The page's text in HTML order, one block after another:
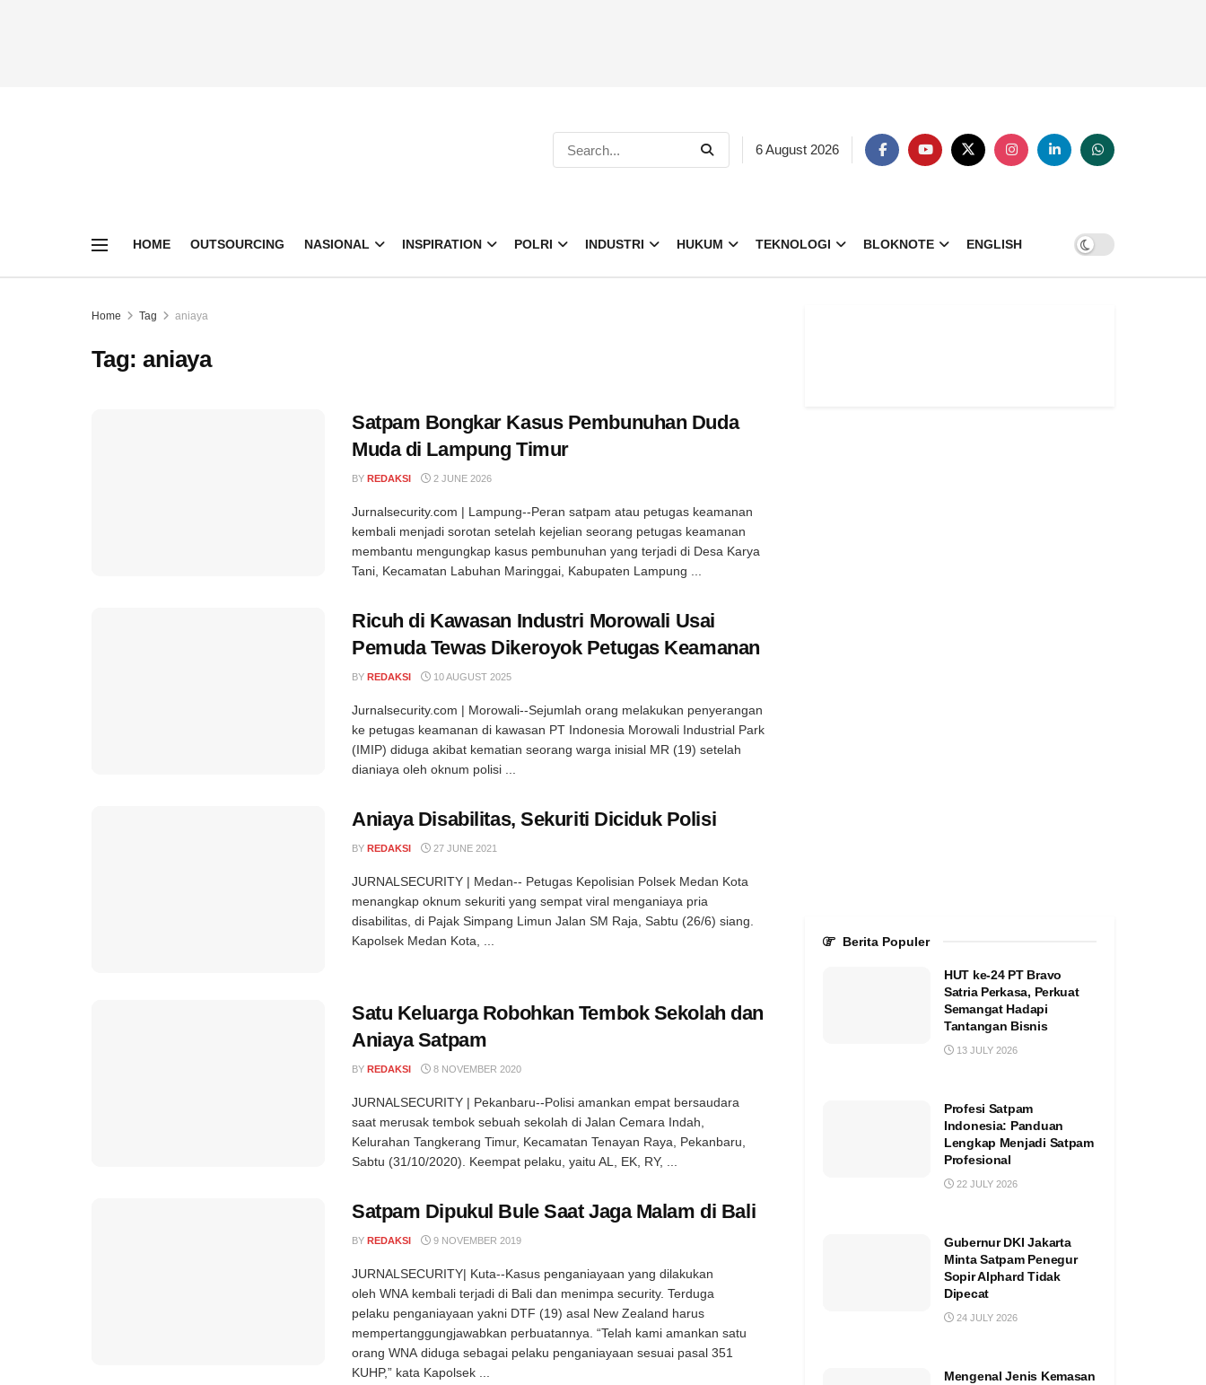
6 August 2026
HOME OUTSOURCING NASIONAL INSPIRATION POLRI INDUSTRI HUKUM TEKNOLOGI BLOKNOTE ENGLISH
Home Tag aniaya
Tag:aniaya
Satpam Bongkar Kasus Pembunuhan Duda
Muda di Lampung Timur
BY REDAKSI 2 JUNE 2026
Jurnalsecurity.com | Lampung--Peran satpam atau petugas keamanan
kembali menjadi sorotan setelah kejelian seorang petugas keamanan
membantu mengungkap kasus pembunuhan yang terjadi di Desa Karya
Tani, Kecamatan Labuhan Maringgai, Kabupaten Lampung ...
Ricuh di Kawasan Industri Morowali Usai
Pemuda Tewas Dikeroyok Petugas Keamanan
BY REDAKSI 10 AUGUST 2025
Jurnalsecurity.com | Morowali--Sejumlah orang melakukan penyerangan
ke petugas keamanan di kawasan PT Indonesia Morowali Industrial Park
(IMIP) diduga akibat kematian seorang warga inisial MR (19) setelah
dianiaya oleh oknum polisi ...
Aniaya Disabilitas, Sekuriti Diciduk Polisi
BY REDAKSI 27 JUNE 2021
JURNALSECURITY | Medan-- Petugas Kepolisian Polsek Medan Kota
menangkap oknum sekuriti yang sempat viral menganiaya pria
disabilitas, di Pajak Simpang Limun Jalan SM Raja, Sabtu (26/6) siang.
Kapolsek Medan Kota, ...
Satu Keluarga Robohkan Tembok Sekolah dan
Aniaya Satpam
BY REDAKSI 8 NOVEMBER 2020
JURNALSECURITY | Pekanbaru--Polisi amankan empat bersaudara
saat merusak tembok sebuah sekolah di Jalan Cemara Indah,
Kelurahan Tangkerang Timur, Kecamatan Tenayan Raya, Pekanbaru,
Sabtu (31/10/2020). Keempat pelaku, yaitu AL, EK, RY, ...
Satpam Dipukul Bule Saat Jaga Malam di Bali
BY REDAKSI 9 NOVEMBER 2019
JURNALSECURITY| Kuta--Kasus penganiayaan yang dilakukan
oleh WNA kembali terjadi di Bali dan menimpa security. Terduga
pelaku penganiayaan yakni DTF (19) asal New Zealand harus
mempertanggungjawabkan perbuatannya. “Telah kami amankan satu
orang WNA diduga sebagai pelaku penganiayaan sesuai pasal 351
KUHP,” kata Kapolsek ...
Berita Populer
HUT ke-24 PT Bravo
Satria Perkasa, Perkuat
Semangat Hadapi
Tantangan Bisnis
13 JULY 2026
Profesi Satpam
Indonesia: Panduan
Lengkap Menjadi Satpam
Profesional
22 JULY 2026
Gubernur DKI Jakarta
Minta Satpam Penegur
Sopir Alphard Tidak
Dipecat
24 JULY 2026
Mengenal Jenis Kemasan